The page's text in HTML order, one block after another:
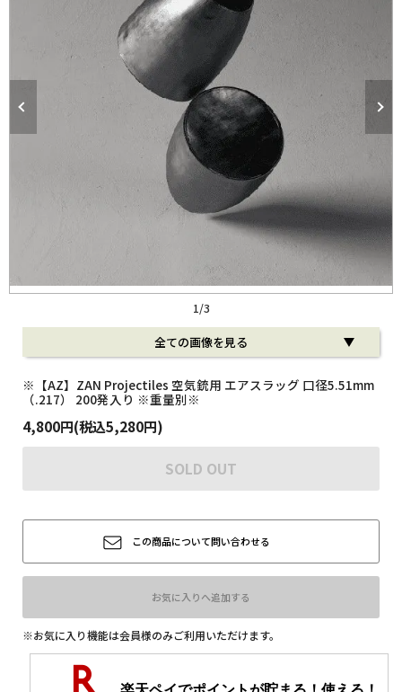
用ガイド
・送料について
について
1/3
全ての画像を見る
※【AZ】ZAN Projectiles 空気銃用 エアスラッグ 口径5.51mm
（.217） 200発入り ※重量別※
4,800円(税込5,280円)
SOLD OUT
この商品について問い合わせる
お気に入りへ追加する
※お気に入り機能は会員様のみご利用いただけます。